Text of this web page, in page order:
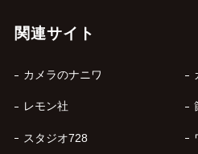
関連サイト
カメラのナニワ
レモン社
スタジオ728